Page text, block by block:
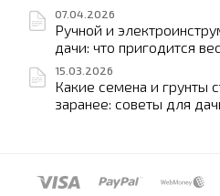
07.04.2026
Ручной и
дачи: что пригодится
15.03.2026
Какие семена и грунты
заранее: советы для